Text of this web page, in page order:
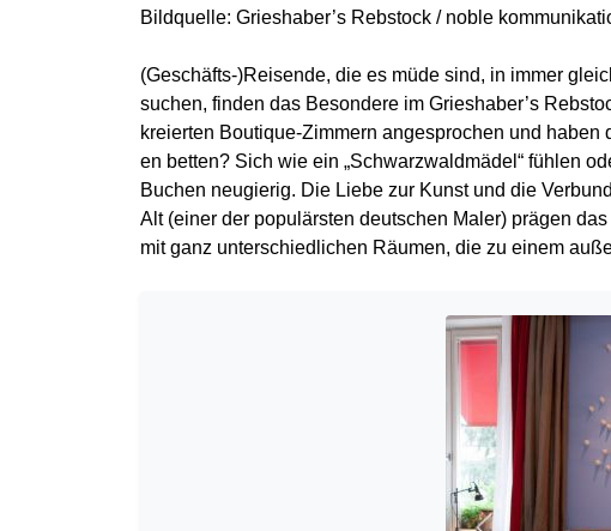
Bildquelle: Grieshaber’s Rebstock / noble
(Geschäfts-)Reisende, die es müde sind, in immer
suchen, finden das Besondere im Grieshaber’s
kreierten Boutique-Zimmern angesprochen und haben
en betten? Sich wie ein „Schwarzwaldmädel“ fühlen
Buchen neugierig. Die Liebe zur Kunst und die
Alt (einer der populärsten deutschen Maler) prägen
mit ganz unterschiedlichen Räumen, die zu einem